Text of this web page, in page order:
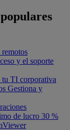
y el soporte
tu TI corporativa
Gestiona y
de lucro 30 %